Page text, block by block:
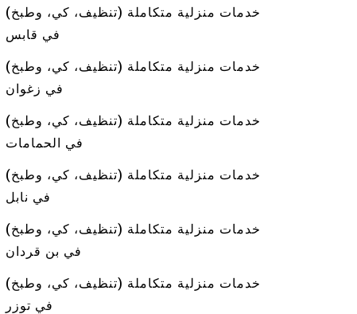
خدمات منزلية متكاملة (تنظيف، كي، وطبخ)
في قابس
خدمات منزلية متكاملة (تنظيف، كي، وطبخ)
في زغوان
خدمات منزلية متكاملة (تنظيف، كي، وطبخ)
في الحمامات
خدمات منزلية متكاملة (تنظيف، كي، وطبخ)
في نابل
خدمات منزلية متكاملة (تنظيف، كي، وطبخ)
في بن قردان
خدمات منزلية متكاملة (تنظيف، كي، وطبخ)
في توزر